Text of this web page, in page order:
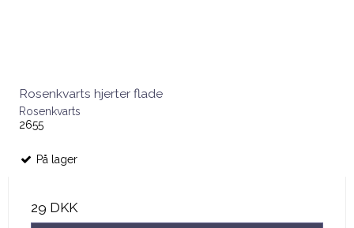
Rosenkvarts hjerter flade
Rosenkvarts
2655
På lager
29 DKK